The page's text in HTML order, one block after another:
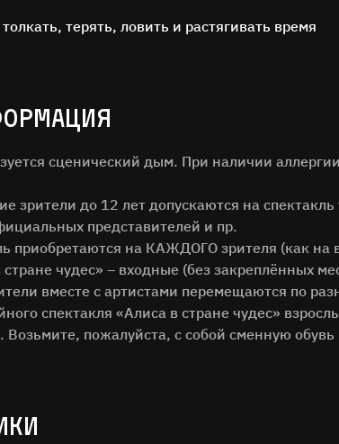
терять, ловить и растягивать время
сценический дым. При наличии
зрители до 12 лет допускаются на спектакль
представителей и пр.
приобретаются на КАЖДОГО зрителя (как на
чудес» – входные (без закреплённых
вместе с артистами перемещаются по
спектакля «Алиса в стране чудес»
Возьмите, пожалуйста, с собой сменную
ОТЗЫВ
Нам важно ваше мнение!
кнопку «Отправить», я даю согласие на